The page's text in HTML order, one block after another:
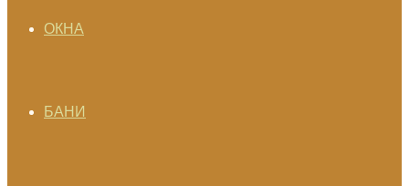
ОКНА
БАНИ